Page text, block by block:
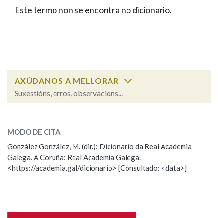
FIGURAS HOMENAXEADAS
PORTAL DAS PALABRAS
Facebook
TwitterYoutubeInstagram
Bluesky
BUSCAR NOS LEMAS
Remata por
BUSCAR NO CONTIDO
Nas definicións
Este termo non se encontra no dicionario.
AXÚDANOS A MELLORAR
Suxestións, erros, observacións...
Observación
Nome
MODO DE CITA
González González, M. (dir.): Dicionario da Real Academia
Galega. A Coruña: Real Academia Galega.
<https://academia.gal/dicionario> [Consultado: <data>]